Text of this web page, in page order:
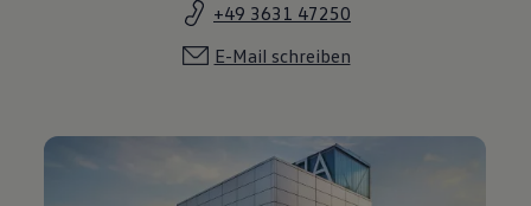
+49 3631 47250
E-Mail schreiben